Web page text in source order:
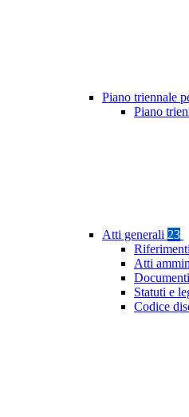
Piano triennale
Piano
Atti generali 23
Atti
Statuti e
Codice